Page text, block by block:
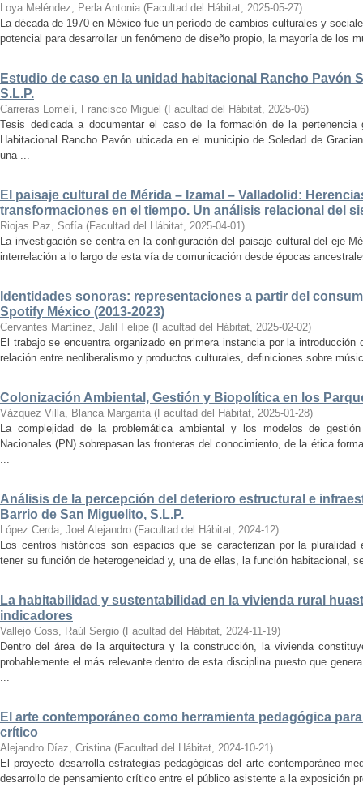
Loya Meléndez, Perla Antonia (Facultad del Hábitat, 2025-05-27)
La década de 1970 en México fue un período de cambios culturales y
potencial para desarrollar un fenómeno de diseño propio, la mayoría de los
Estudio de caso en la unidad habitacional Rancho Pavón
S.L.P.
Carreras Lomelí, Francisco Miguel (Facultad del Hábitat, 2025-06)
Tesis dedicada a documentar el caso de la formación de la
Habitacional Rancho Pavón ubicada en el municipio de Soledad de
una ...
El paisaje cultural de Mérida – Izamal – Valladolid:
transformaciones en el tiempo. Un análisis relacional del
Riojas Paz, Sofía (Facultad del Hábitat, 2025-04-01)
La investigación se centra en la configuración del paisaje cultural del eje
interrelación a lo largo de esta vía de comunicación desde épocas
Identidades sonoras: representaciones a partir del
Spotify México (2013-2023)
Cervantes Martínez, Jalil Felipe (Facultad del Hábitat, 2025-02-02)
El trabajo se encuentra organizado en primera instancia por la
relación entre neoliberalismo y productos culturales, definiciones sobre
Colonización Ambiental, Gestión y Biopolítica en los
Vázquez Villa, Blanca Margarita (Facultad del Hábitat, 2025-01-28)
La complejidad de la problemática ambiental y los modelos de
Nacionales (PN) sobrepasan las fronteras del conocimiento, de la ética
...
Análisis de la percepción del deterioro estructural e
Barrio de San Miguelito, S.L.P.
López Cerda, Joel Alejandro (Facultad del Hábitat, 2024-12)
Los centros históricos son espacios que se caracterizan por la
tener su función de heterogeneidad y, una de ellas, la función habitacional,
La habitabilidad y sustentabilidad en la vivienda rural
indicadores
Vallejo Coss, Raúl Sergio (Facultad del Hábitat, 2024-11-19)
Dentro del área de la arquitectura y la construcción, la vivienda
probablemente el más relevante dentro de esta disciplina puesto que
...
El arte contemporáneo como herramienta pedagógica
crítico
Alejandro Díaz, Cristina (Facultad del Hábitat, 2024-10-21)
El proyecto desarrolla estrategias pedagógicas del arte contemporáneo
desarrollo de pensamiento crítico entre el público asistente a la exposición